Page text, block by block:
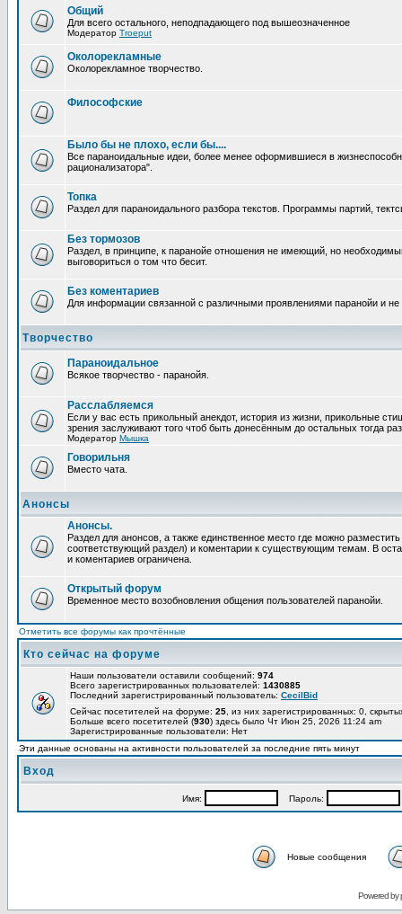
Общий
Для всего остального, неподпадающего под вышеозначенное
Модератор Troeput
Околорекламные
Околорекламное творчество.
Философские
Было бы не плохо, если бы....
Все параноидальные идеи, более менее оформившиеся в
рационализатора".
Топка
Раздел для параноидального разбора текстов. Программы партий,
Без тормозов
Раздел, в принципе, к паранойе отношения не имеющий, но
выговориться о том что бесит.
Без коментариев
Для информации связанной с различными проявлениями паранойи и
Творчество
Параноидальное
Всякое творчество - паранойя.
Расслабляемся
Если у вас есть прикольный анекдот, история из жизни, прикольные
зрения заслуживают того чтоб быть донесённым до остальных тогда
Модератор Мышка
Говорильня
Вместо чата.
Анонсы
Анонсы.
Раздел для анонсов, а также единственное место где можно
соответствующий раздел) и коментарии к существующим темам. В
и коментариев ограничена.
Открытый форум
Временное место возобновления общения пользователей паранойи.
Отметить все форумы как прочтённые
Кто сейчас на форуме
Наши пользователи оставили сообщений: 974
Всего зарегистрированных пользователей: 1430885
Последний зарегистрированный пользователь: CecilBid
Сейчас посетителей на форуме: 25 , из них зарегистрированных: 0,
Больше всего посетителей (930) здесь было Чт Июн 25, 2026 11:24 am
Зарегистрированные пользователи: Нет
Эти данные основаны на активности пользователей за последние пять минут
Вход
Имя: Пароль:
Новые сообщения
Powered by